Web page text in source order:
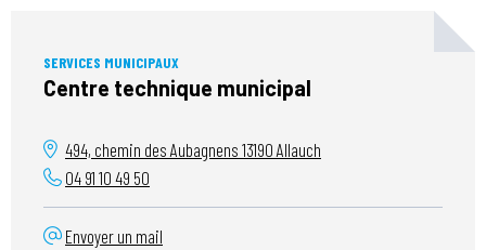
SERVICES MUNICIPAUX
Centre technique municipal
494, chemin des Aubagnens 13190 Allauch
04 91 10 49 50
Envoyer un mail